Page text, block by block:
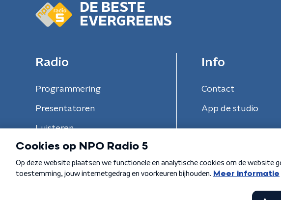
DE BESTE
EVERGREENS
Radio
Programmering
Presentatoren
Luisteren
Info
Contact
App de studio
Algemene voorwaarden Privacybeleid